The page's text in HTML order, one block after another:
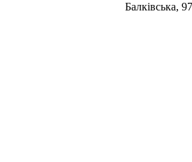
Балківська, 97